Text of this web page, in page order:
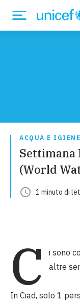
ACQUA E IGIENE
Settimana
(World
1 minuto di
C
i sono
altre
In Ciad, solo 1